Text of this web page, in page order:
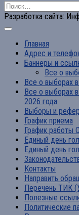
Найти:
Разработка сайта:
Главная
Адрес и
Баннеры и
Все о
Все о выборах
Все о выборах
2026 года
Выборы и
График приема
График работы
Единый день
Единый день
Контакты
Направить
Перечень ТИК
Полезные
Политические